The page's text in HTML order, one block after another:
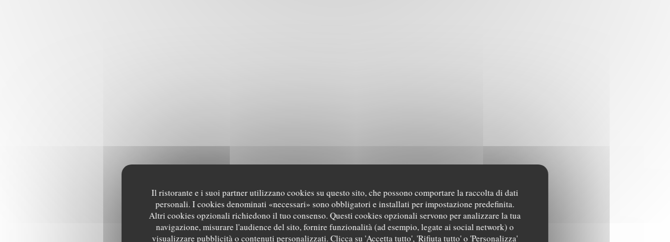
Il ristorante e i suoi partner utilizzano cookies su questo sito, che possono comportare la raccolta di dati
personali. I cookies denominati «necessari» sono obbligatori e installati per impostazione predefinita.
Altri cookies opzionali richiedono il tuo consenso. Questi cookies opzionali servono per analizzare la tua
navigazione, misurare l'audience del sito, fornire funzionalità (ad esempio, legate ai social network) o
visualizzare pubblicità o contenuti personalizzati. Clicca su 'Accetta tutto', 'Rifiuta tutto' o 'Personalizza'